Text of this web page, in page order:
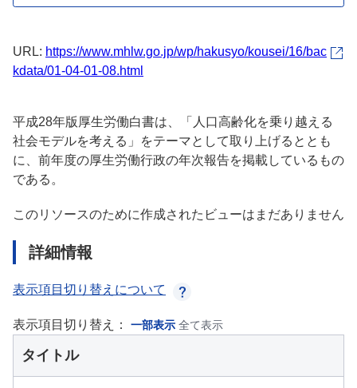
URL: https://www.mhlw.go.jp/wp/hakusyo/kousei/16/bac
kdata/01-04-01-08.html
平成28年版厚生労働白書は、「人口高齢化を乗り越える
社会モデルを考える」をテーマとして取り上げるととも
に、前年度の厚生労働行政の年次報告を掲載しているもの
である。
このリソースのために作成されたビューはまだありません
詳細情報
表示項目切り替えについて
表示項目切り替え： 一部表示 全て表示
タイトル